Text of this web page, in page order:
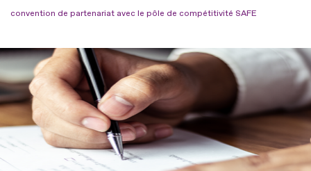
convention de partenariat avec le pôle de compétitivité SAFE